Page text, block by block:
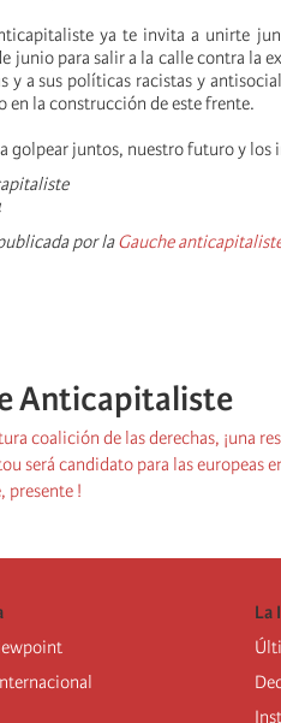
ya te invita a unirte
junio para salir a la calle contra la
y a sus políticas racistas y
en la construcción de este frente.
golpear juntos, nuestro futuro y los
por laGauche
Anticapitaliste
coalición de las derechas, ¡una
será candidato para las europeas
presente !
La
De